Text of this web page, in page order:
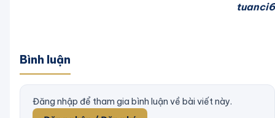
tuanci6
Bình luận
Đăng nhập để tham gia bình luận về bài viết này.